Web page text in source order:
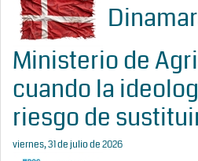
Ministerio de
cuando la
riesgo de
viernes, 31 de julio de 2026